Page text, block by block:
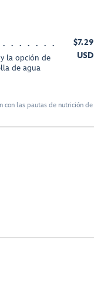
la opción de
de agua
$7.29
USD
con las pautas de nutrición de